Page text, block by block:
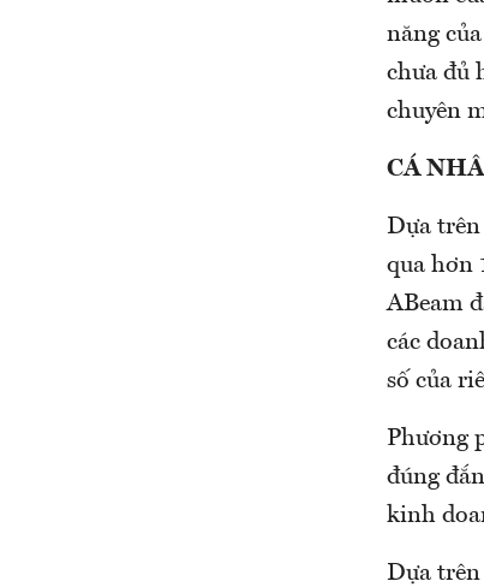
năng
chưa đủ
chuyên
CÁ
Dựa
qua hơn
ABeam
các
số của
Phương
đúng
kinh
Dựa